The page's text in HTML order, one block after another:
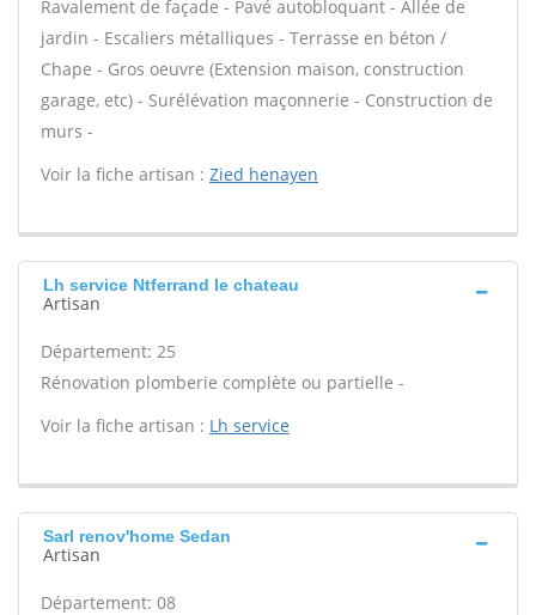
Ravalement de façade - Pavé autobloquant - Allée de
jardin - Escaliers métalliques - Terrasse en béton /
Chape - Gros oeuvre (Extension maison, construction
garage, etc) - Surélévation maçonnerie - Construction de
murs -
Voir la fiche artisan : Zied henayen
Lh service Ntferrand le chateau
Artisan
Département: 25
Rénovation plomberie complète ou partielle -
Voir la fiche artisan : Lh service
Sarl renov'home Sedan
Artisan
Département: 08